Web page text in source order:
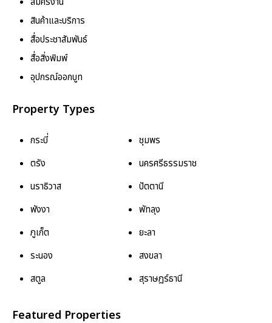
สินค้าและบริการ
สื่อประชาสัมพันธ์
สื่อสิ่งพิมพ์
อุปกรณ์ออกบูท
Property Types
กระบี่
ชุมพร
ตรัง
นครศรีธรรมราช
นราธิวาส
ปัตตานี
พังงา
พัทลุง
ภูเก็ต
ยะลา
ระนอง
สงขลา
สตูล
สุราษฎร์ธานี
Featured Properties